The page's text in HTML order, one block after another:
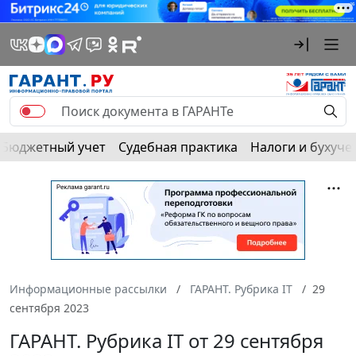
Бюджетный учет Судебная практика Налоги и
Информационные рассылки ГАРАНТ. Рубрика IT
29
сентября 2023
ГАРАНТ. Рубрика IT от 29 сентября